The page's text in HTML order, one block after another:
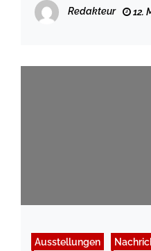
Redakteur 12.
Ausstellungen